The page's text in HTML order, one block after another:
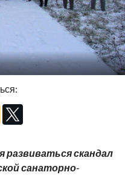
скандал
санаторно-